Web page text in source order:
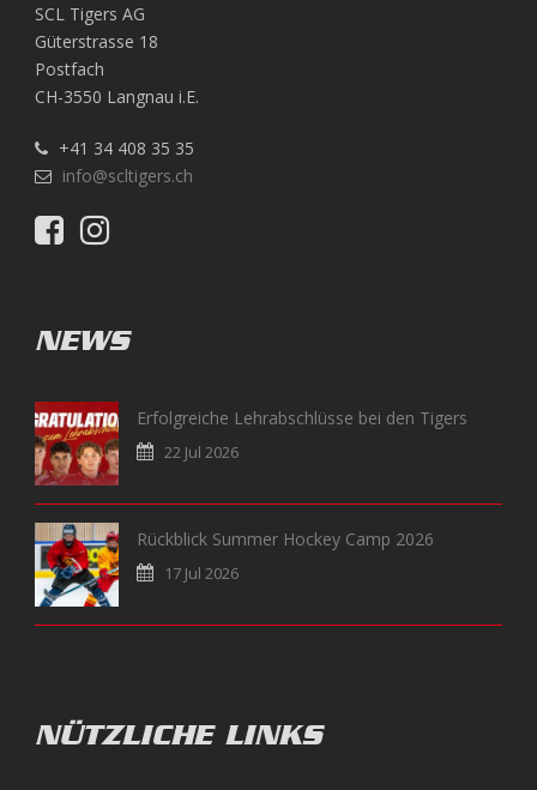
SCL Tigers AG
Güterstrasse 18
Postfach
CH-3550 Langnau i.E.
+41 34 408 35 35
info@scltigers.ch
NEWS
Erfolgreiche Lehrabschlüsse bei den Tigers
22 Jul 2026
Rückblick Summer Hockey Camp 2026
17 Jul 2026
NÜTZLICHE LINKS